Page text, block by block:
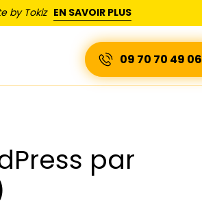
by Tokiz EN SAVOIR PLUS
09 70 70 49 06
par